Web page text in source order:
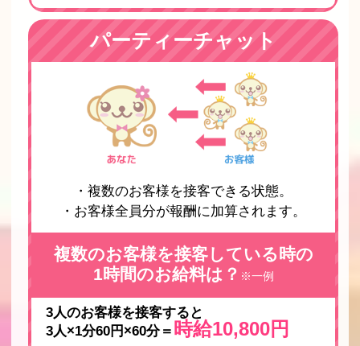
パーティーチャット
・複数のお客様を接客できる状態。
・お客様全員分が報酬に加算されます。
複数のお客様を接客している時の
1時間のお給料は？ ※一例
3人のお客様を接客すると
3人×1分60円×60分＝ 時給10,800円